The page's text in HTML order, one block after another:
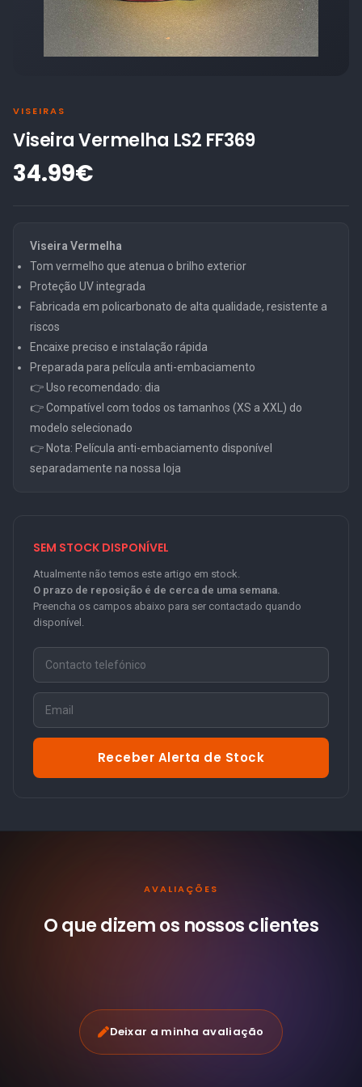
VISEIRAS
Viseira Vermelha LS2 FF369
34.99€
Viseira Vermelha
Tom vermelho que atenua o brilho exterior
Proteção UV integrada
Fabricada em policarbonato de alta qualidade, resistente a
riscos
Encaixe preciso e instalação rápida
Preparada para película anti-embaciamento
👉 Uso recomendado: dia
👉 Compatível com todos os tamanhos (XS a XXL) do
modelo selecionado
👉 Nota: Película anti-embaciamento disponível
separadamente na nossa loja
SEM STOCK DISPONÍVEL
Atualmente não temos este artigo em stock.
O prazo de reposição é de cerca de uma semana.
Preencha os campos abaixo para ser contactado quando
disponível.
Receber Alerta de Stock
AVALIAÇÕES
O que dizem os nossosclientes
Deixar a minha avaliação